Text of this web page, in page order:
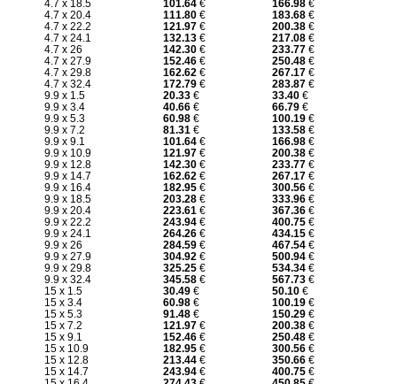
4.7 x 18.5
101.64€ 166.98€
4.7 x 20.4
111.80€ 183.68€
4.7 x 22.2
121.97€ 200.38€
4.7 x 24.1
132.13€ 217.08€
4.7 x 26
142.30€ 233.77€
4.7 x 27.9
152.46€ 250.48€
4.7 x 29.8
162.62€ 267.17€
4.7 x 32.4
172.79€ 283.87€
9.9 x 1.5
20.33€ 33.40€
9.9 x 3.4
40.66€ 66.79€
9.9 x 5.3
60.98€ 100.19€
9.9 x 7.2
81.31€ 133.58€
9.9 x 9.1
101.64€ 166.98€
9.9 x 10.9
121.97€ 200.38€
9.9 x 12.8
142.30€ 233.77€
9.9 x 14.7
162.62€ 267.17€
9.9 x 16.4
182.95€ 300.56€
9.9 x 18.5
203.28€ 333.96€
9.9 x 20.4
223.61€ 367.36€
9.9 x 22.2
243.94€ 400.75€
9.9 x 24.1
264.26€ 434.15€
9.9 x 26
284.59€ 467.54€
9.9 x 27.9
304.92€ 500.94€
9.9 x 29.8
325.25€ 534.34€
9.9 x 32.4
345.58€ 567.73€
15 x 1.5
30.49€ 50.10€
15 x 3.4
60.98€ 100.19€
15 x 5.3
91.48€ 150.29€
15 x 7.2
121.97€ 200.38€
15 x 9.1
152.46€ 250.48€
15 x 10.9
182.95€ 300.56€
15 x 12.8
213.44€ 350.66€
15 x 14.7
243.94€ 400.75€